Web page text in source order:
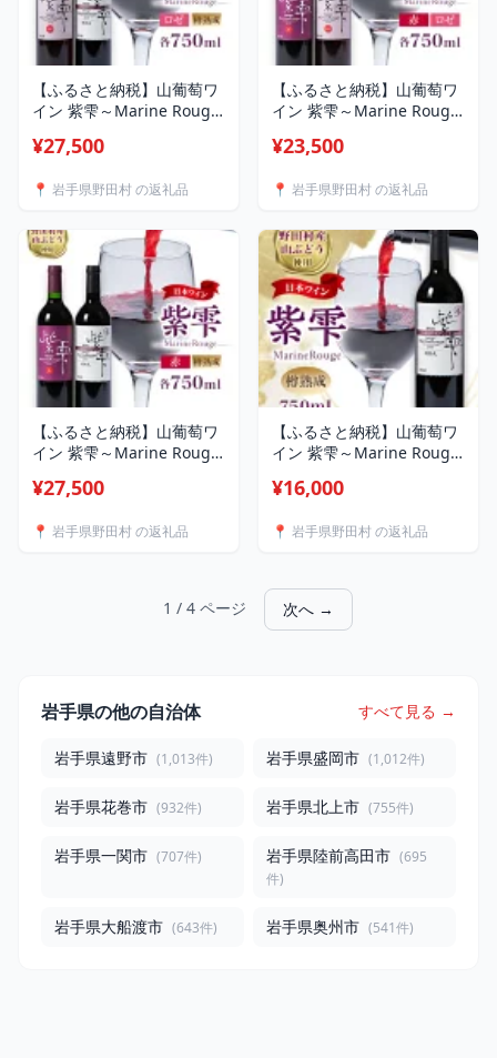
【ふるさと納税】山葡萄ワ
イン 紫雫～Marine Rouge
成)750ml×各1本
¥27,500
📍 岩手県野田村 の返礼品
【ふるさと納税】山葡萄ワ
イン 紫雫～Marine Rouge
各1本【1487281】
¥23,500
📍 岩手県野田村 の返礼品
【ふるさと納税】山葡萄ワ
イン 紫雫～Marine Rouge
成)750ml×各1本
¥27,500
📍 岩手県野田村 の返礼品
【ふるさと納税】山葡萄ワ
イン 紫雫～Marine Rouge
【1487276】
¥16,000
📍 岩手県野田村 の返礼品
1 / 4 ページ 次へ →
岩手県の他の自治体 すべて見る →
岩手県遠野市 (1,013件) 岩手県盛岡市 (1,012件)
岩手県花巻市 (932件) 岩手県北上市 (755件)
岩手県一関市 (707件) 岩手県陸前高田市 (695
件)
岩手県大船渡市 (643件) 岩手県奥州市 (541件)